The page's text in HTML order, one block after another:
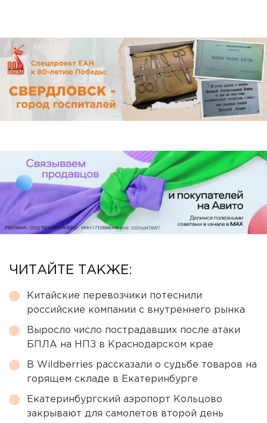
ЧИТАЙТЕ ТАКЖЕ:
Китайские перевозчики потеснили
российские компании с внутреннего рынка
Выросло число пострадавших после атаки
БПЛА на НПЗ в Краснодарском крае
В Wildberries рассказали о судьбе товаров на
горящем складе в Екатеринбурге
Екатеринбургский аэропорт Кольцово
закрывают для самолетов второй день